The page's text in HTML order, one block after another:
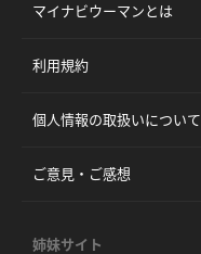
マイナビウーマンとは
利用規約
個人情報の取扱いについて
ご意見・ご感想
姉妹サイト